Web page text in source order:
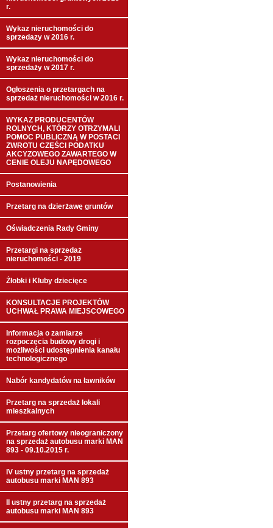
r.
Wykaz nieruchomości do
sprzedazy w 2016 r.
Wykaz nieruchomości do
sprzedaży w 2017 r.
Ogłoszenia o przetargach na
sprzedaż nieruchomości w 2016 r.
WYKAZ PRODUCENTÓW
ROLNYCH, KTÓRZY OTRZYMALI
POMOC PUBLICZNĄ W POSTACI
ZWROTU CZĘŚCI PODATKU
AKCYZOWEGO ZAWARTEGO W
CENIE OLEJU NAPĘDOWEGO
Postanowienia
Przetarg na dzierżawę gruntów
Oświadczenia Rady Gminy
Przetargi na sprzedaż
nieruchomości - 2019
Żłobki i Kluby dziecięce
KONSULTACJE PROJEKTÓW
UCHWAŁ PRAWA MIEJSCOWEGO
Informacja o zamiarze
rozpoczęcia budowy drogi i
możliwości udostępnienia kanału
technologicznego
Nabór kandydatów na ławników
Przetarg na sprzedaż lokali
mieszkalnych
Przetarg ofertowy nieograniczony
na sprzedaż autobusu marki MAN
893 - 09.10.2015 r.
IV ustny przetarg na sprzedaż
autobusu marki MAN 893
II ustny przetarg na sprzedaż
autobusu marki MAN 893